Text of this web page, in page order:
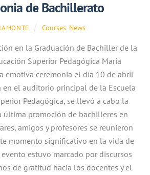
de Bachillerato
Courses News
en la Graduación de Bachiller de la
Superior Pedagógica María
emotiva ceremonia el día 10 de abril
en el auditorio principal de la Escuela
Pedagógica, se llevó a cabo la
última promoción de bachilleres en
amigos y profesores se reunieron
momento significativo en la vida de
estuvo marcado por discursos
de gratitud hacia los docentes y el